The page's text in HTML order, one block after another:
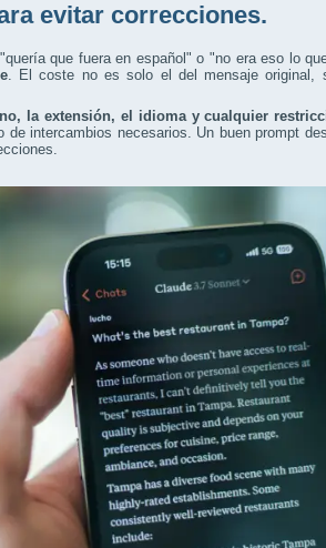
evitar correcciones.
que fuera en español" o "no era eso lo
. El coste no es solo el del mensaje original,
la extensión, el idioma y cualquier
intercambios necesarios. Un buen prompt